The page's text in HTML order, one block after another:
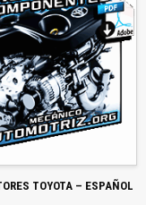
TOYOTA – ESPAÑOL